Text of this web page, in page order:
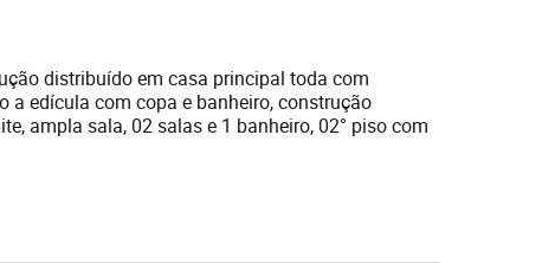
distribuído em casa principal toda com
a edícula com copa e banheiro, construção
ampla sala, 02 salas e 1 banheiro, 02° piso com